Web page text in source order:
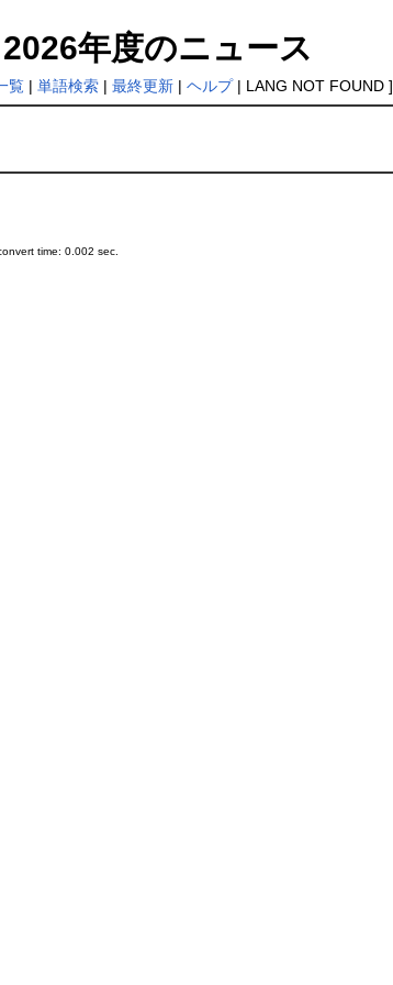
年度のニュース
覧| 単語検索| 最終更新| ヘルプ| LANG NOT FOUND ]
time: 0.002 sec.